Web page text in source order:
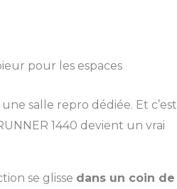
pour les espaces
salle repro dédiée. Et c’est
1440 devient un vrai
se glisse dans un coin de